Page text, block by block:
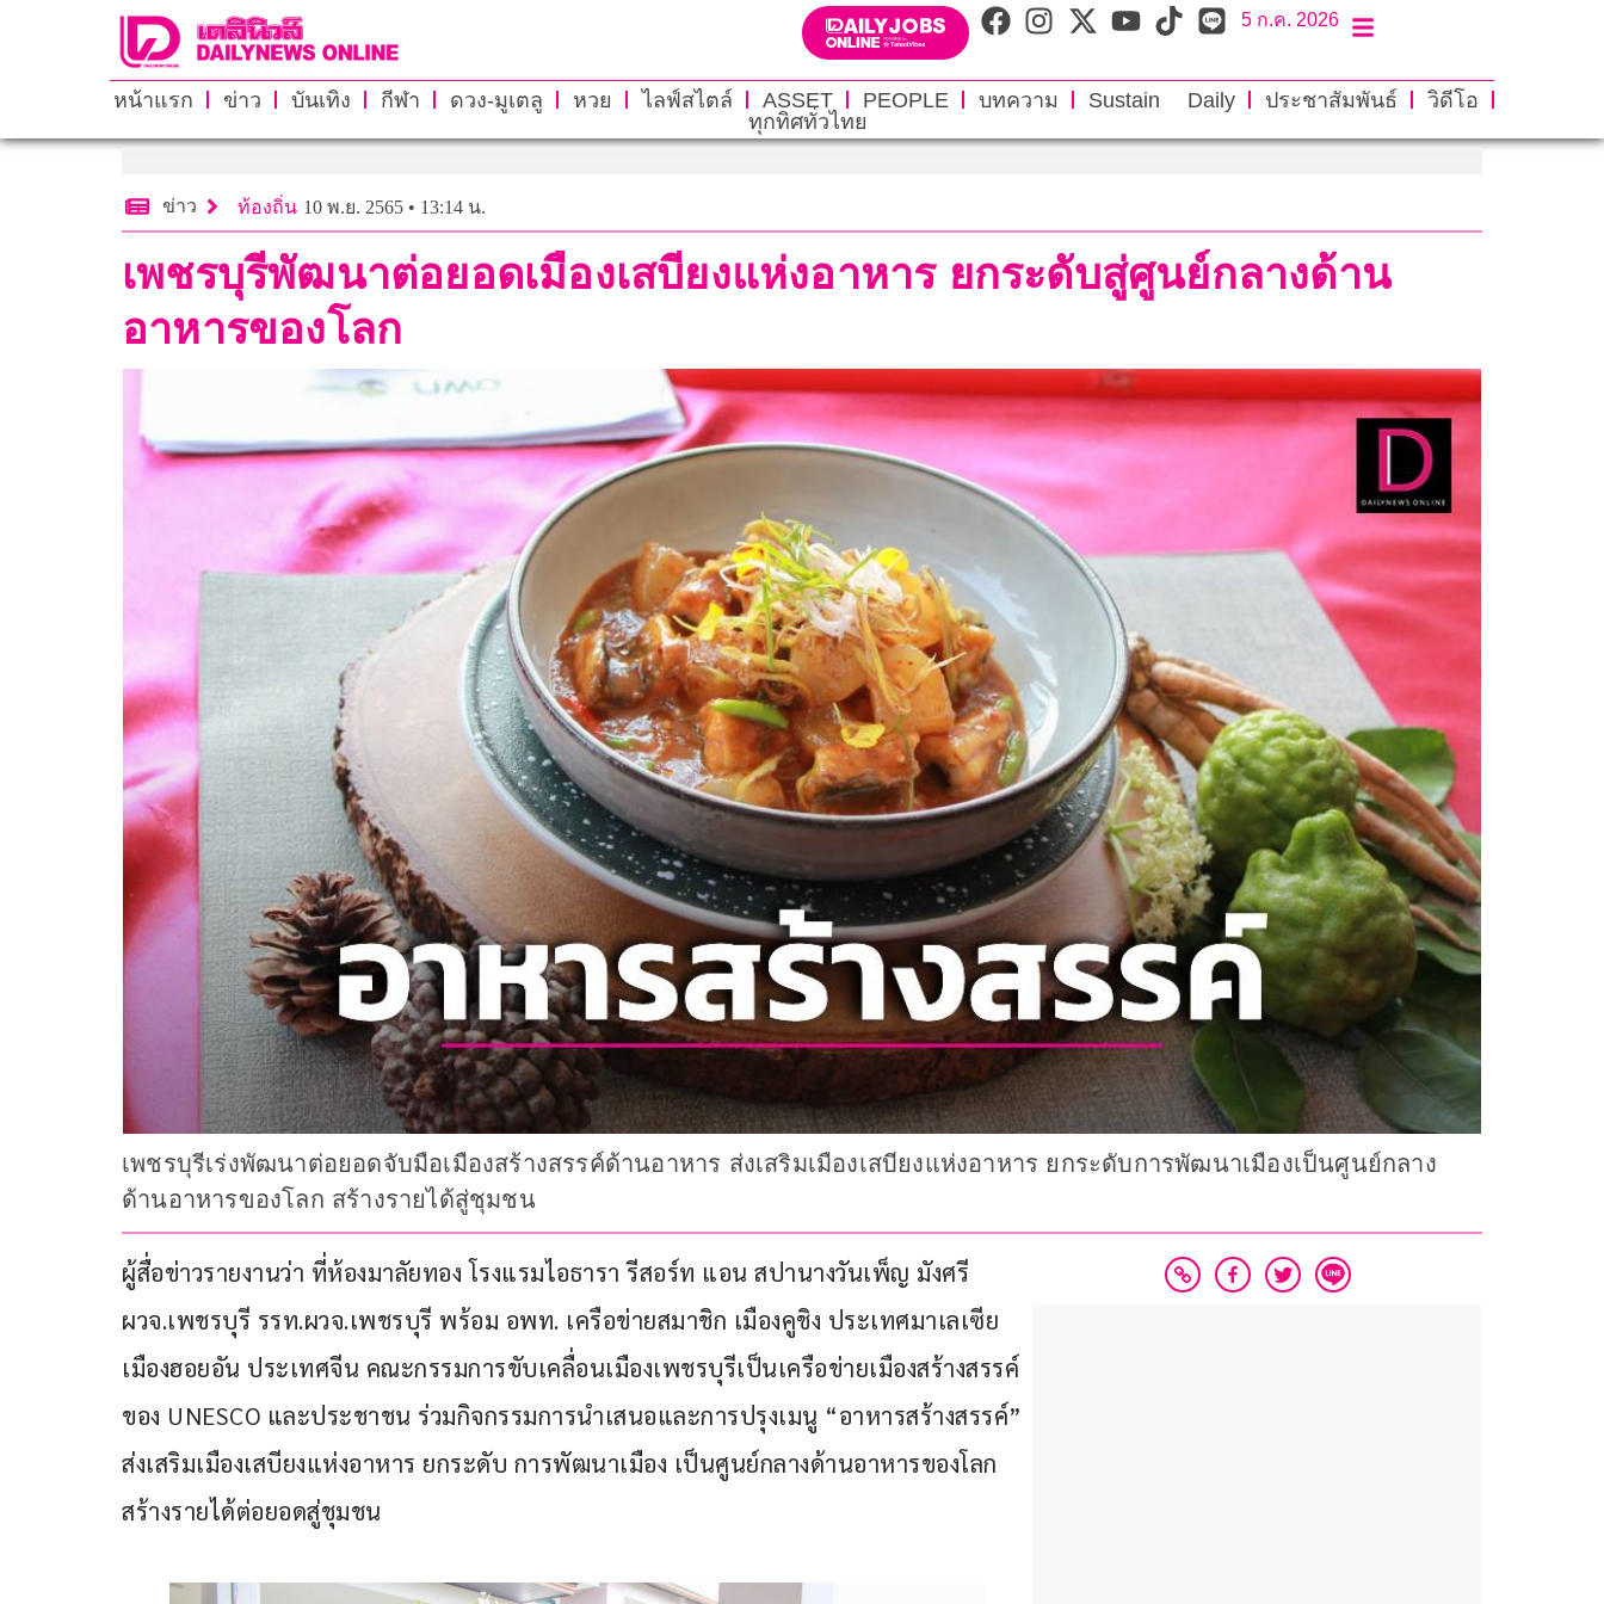
5 ก.ค. 2026
หน้าแรก ข่าว บันเทิง กีฬา ดวง-มูเตลู หวย ไลฟ์สไตล์ ASSET PEOPLE บทความ Sustain Daily ประชาสัมพันธ์
วิดีโอ
ทุกทิศทั่วไทย
ข่าว ท้องถิ่น 10 พ.ย. 2565 • 13:14 น.
เพชรบุรีพัฒนาต่อยอดเมืองเสบียงแห่งอาหาร ยกระดับสู่ศูนย์กลางด้าน
อาหารของโลก
เพชรบุรีเร่งพัฒนาต่อยอดจับมือเมืองสร้างสรรค์ด้านอาหาร ส่งเสริมเมืองเสบียงแห่งอาหาร ยกระดับการพัฒนาเมืองเป็นศูนย์กลาง
ด้านอาหารของโลก สร้างรายได้สู่ชุมชน
ผู้สื่อข่าวรายงานว่า ที่ห้องมาลัยทอง โรงแรมไอธารา รีสอร์ท แอน สปานางวันเพ็ญ มังศรี
ผวจ.เพชรบุรี รรท.ผวจ.เพชรบุรี พร้อม อพท. เครือข่ายสมาชิก เมืองคูชิง ประเทศมาเลเซีย
เมืองฮอยอัน ประเทศจีน คณะกรรมการขับเคลื่อนเมืองเพชรบุรีเป็นเครือข่ายเมืองสร้างสรรค์
ของ UNESCO และประชาชน ร่วมกิจกรรมการนำเสนอและการปรุงเมนู “อาหารสร้างสรรค์”
ส่งเสริมเมืองเสบียงแห่งอาหาร ยกระดับ การพัฒนาเมือง เป็นศูนย์กลางด้านอาหารของโลก
สร้างรายได้ต่อยอดสู่ชุมชน